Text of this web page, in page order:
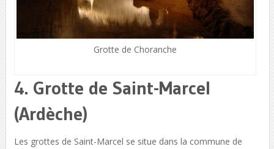
Grotte de Choranche
4. Grotte de Saint-Marcel
(Ardèche)
Les grottes de Saint-Marcel se situe dans la commune de